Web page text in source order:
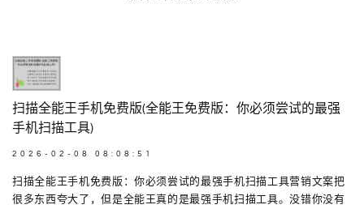
扫描全能王手机免费版(全能王免费版：你必须尝试的最强
手机扫描工具)
2026-02-08 08:08:51
扫描全能王手机免费版：你必须尝试的最强手机扫描工具营销文案把
很多东西夸大了，但是全能王真的是最强手机扫描工具。没错你没有